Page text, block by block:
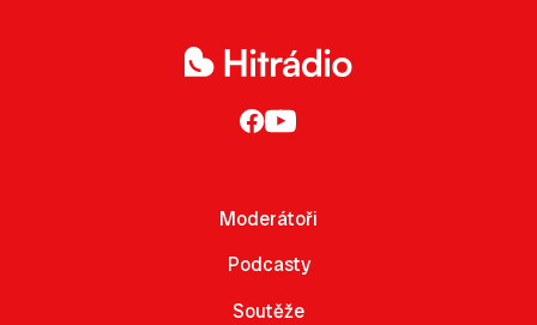
Moderátoři
Podcasty
Soutěže